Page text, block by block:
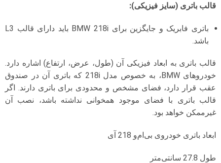
قالب باتری (سایز فیزیکی):
باتری فابریک و جایگزین برای BMW 218i باید دارای قالب L3
باشد.
قالب باتری به ابعاد فیزیکی آن (طول، عرض، ارتفاع) اشاره دارد.
خودروهای BMW، به خصوص مدل 218i که باتری آن در صندوق
عقب قرار دارد، فضای مشخص و محدودی برای باتری دارند. اگر
قالب باتری با فضای موجود همخوانی نداشته باشد، نصب آن
غیرممکن خواهد بود.
ابعاد باتری خودروی بی‌ام‌و 218 آی
طول 27.8 سانتی‌متر